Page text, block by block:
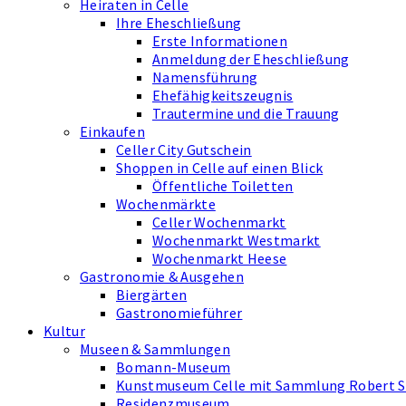
Heiraten in Celle
Ihre Eheschließung
Erste Informationen
Anmeldung der Eheschließung
Namensführung
Ehefähigkeits­zeugnis
Trautermine und die Trauung
Einkaufen
Celler City Gutschein
Shoppen in Celle auf einen Blick
Öffentliche Toiletten
Wochenmärkte
Celler Wochenmarkt
Wochenmarkt Westmarkt
Wochenmarkt Heese
Gastronomie & Ausgehen
Biergärten
Gastronomieführer
Kultur
Museen & Sammlungen
Bomann-Museum
Kunstmuseum Celle mit Sammlung Robert